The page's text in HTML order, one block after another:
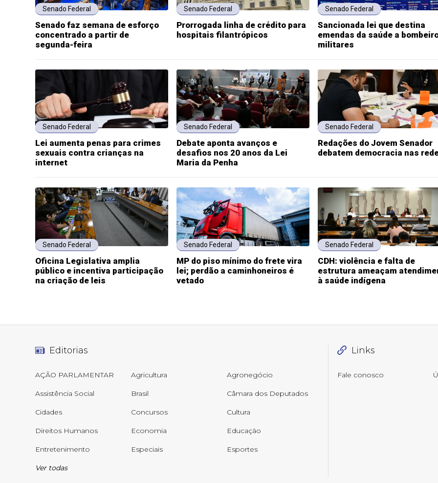
Senado Federal
Senado faz semana de esforço
concentrado a partir de
segunda-feira
Senado Federal
Prorrogada linha de crédito para
hospitais filantrópicos
Senado Federal
Sancionada lei que destina
emendas da saúde a
militares
Senado Federal
Lei aumenta penas para crimes
sexuais contra crianças na
internet
Senado Federal
Debate aponta avanços e
desafios nos 20 anos da Lei
Maria da Penha
Senado Federal
Redações do Jovem Senador
debatem democracia nas
Senado Federal
Oficina Legislativa amplia
público e incentiva participação
na criação de leis
Senado Federal
MP do piso mínimo do frete vira
lei; perdão a caminhoneiros é
vetado
Senado Federal
CDH: violência e falta de
estrutura ameaçam
à saúde indígena
Editorias
AÇÃO PARLAMENTAR Agricultura Agronegócio
Assistência Social Brasil Câmara dos Deputados
Cidades Concursos Cultura
Direitos Humanos Economia Educação
Entretenimento Especiais Esportes
Ver todas
Links
Fale conosco